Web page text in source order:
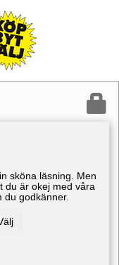
sköna läsning. Men
du är okej med våra
du godkänner.